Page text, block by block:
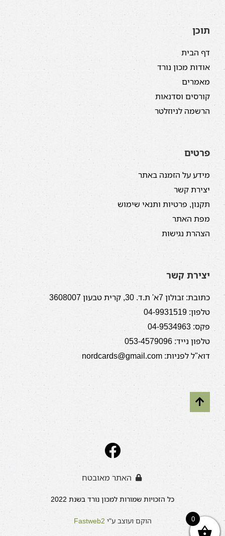
תוכן
דף הבית
אודות מכון נורד
מאמרים
קורסים וסדנאות
הרשמה לניוזלטר
פרטים
מידע על הזמנה באתר
יצירת קשר
תקנון, פרטיות ותנאי שימוש
מפת האתר
הצהרת נגישות
יצירת קשר
כתובת: זבולון 7א' ת.ד. 30, קרית טבעון 3608007
טלפון: 04-9931519
פקס: 04-9534963
טלפון נייד: 053-4579096
דוא"ל לפניות: nordcards@gmail.com
האתר מאובטח
כל הזכויות שמורות למכון נורד בשנת 2022
הוקם ועוצב ע"י Fastweb2 0